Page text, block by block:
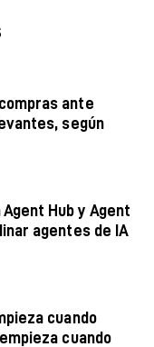
ante
según
Hub y Agent
agentes de IA
cuando
cuando